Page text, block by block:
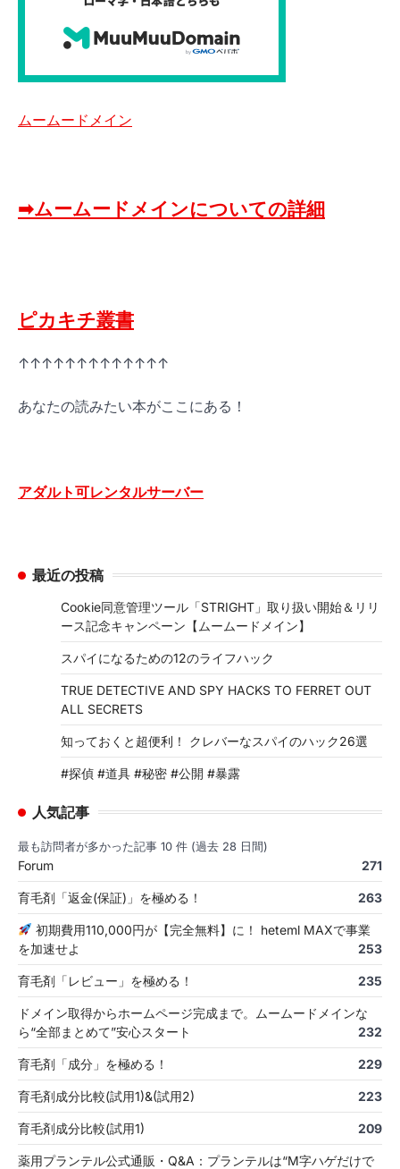
ムームードメイン
➡ムームードメインについての詳細
ピカキチ叢書
↑↑↑↑↑↑↑↑↑↑↑↑↑
あなたの読みたい本がここにある！
アダルト可レンタルサーバー
最近の投稿
Cookie同意管理ツール「STRIGHT」取り扱い開始＆リリ
ース記念キャンペーン【ムームードメイン】
スパイになるための12のライフハック
TRUE DETECTIVE AND SPY HACKS TO FERRET OUT
ALL SECRETS
知っておくと超便利！ クレバーなスパイのハック26選
#探偵 #道具 #秘密 #公開 #暴露
人気記事
最も訪問者が多かった記事 10 件 (過去 28 日間)
Forum 271
育毛剤「返金(保証)」を極める！ 263
初期費用110,000円が【完全無料】に！ heteml MAXで事業
を加速せよ
253
育毛剤「レビュー」を極める！ 235
ドメイン取得からホームページ完成まで。ムームードメインな
ら“全部まとめて”安心スタート
232
育毛剤「成分」を極める！ 229
育毛剤成分比較(試用1)&(試用2) 223
育毛剤成分比較(試用1) 209
薬用プランテル公式通販・Q&A：プランテルは“M字ハゲだけで